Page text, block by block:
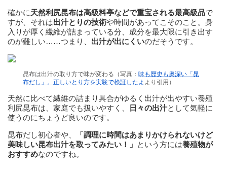
確かに天然利尻昆布は高級料亭などで重宝される最高級品で
すが、それは出汁とりの技術や時間があってこそのこと。身
入りが厚く繊維が詰まっている分、成分を最大限に引き出す
のが難しい……つまり、 出汁が出にくいのだそうです。
昆布は出汁の取り方で味が変わる（写真： 味も歴史も奥深い「昆
布だし」。正しいとり方を実験で検証したよ より引用）
天然に比べて繊維の詰まり具合がゆるく出汁が出やすい養殖
利尻昆布は、家庭でも扱いやすく、
日々の出汁として気軽に
使うのにちょうど良いのです。
昆布だし初心者や、
「調理に時間はあまりかけられないけど
美味しい昆布出汁を取ってみたい！」 という方には養殖物が
おすすめなのですね。